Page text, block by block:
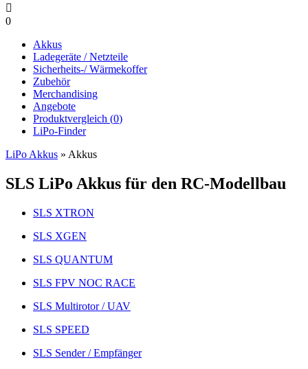

0
Akkus
Ladegeräte / Netzteile
Sicherheits-/ Wärmekoffer
Zubehör
Merchandising
Angebote
Produktvergleich (0)
LiPo-Finder
LiPo Akkus » Akkus
SLS LiPo Akkus für den RC-Modellbau
SLS XTRON
SLS XGEN
SLS QUANTUM
SLS FPV NOC RACE
SLS Multirotor / UAV
SLS SPEED
SLS Sender / Empfänger